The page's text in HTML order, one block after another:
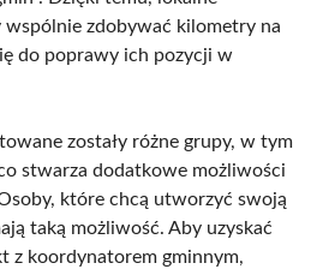
wspólnie zdobywać kilometry na
do poprawy ich pozycji w
zostały różne grupy, w tym
stwarza dodatkowe możliwości
które chcą utworzyć swoją
taką możliwość. Aby uzyskać
z koordynatorem gminnym,